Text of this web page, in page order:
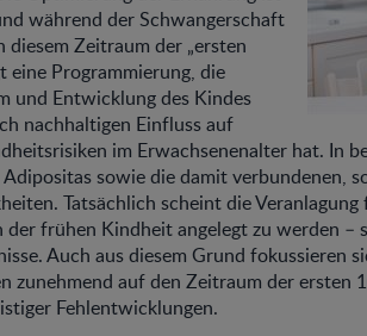
während der Schwangerschaft
diesem Zeitraum der „ersten
eine Programmierung, die
und Entwicklung des Kindes
nachhaltigen Einfluss auf
im Erwachsenenalter hat. In
sowie die damit verbundenen,
Tatsächlich scheint die
der frühen Kindheit angelegt zu werden –
Auch aus diesem Grund fokussieren
zunehmend auf den Zeitraum der ersten
Fehlentwicklungen.